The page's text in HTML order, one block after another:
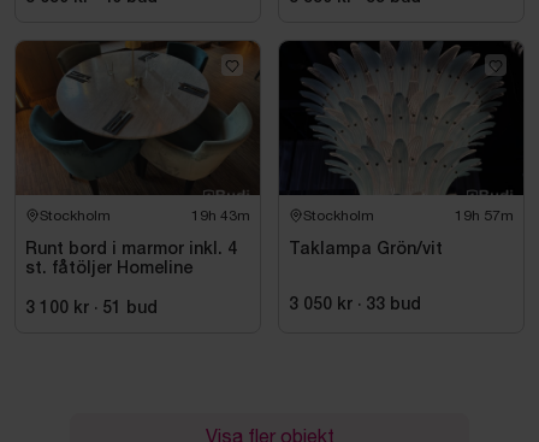
Stockholm 19h 43m
Runt bord i marmor inkl. 4
st. fåtöljer Homeline
3 100 kr · 51 bud
Stockholm 19h 57m
Taklampa Grön/vit
3 050 kr · 33 bud
Visa fler objekt